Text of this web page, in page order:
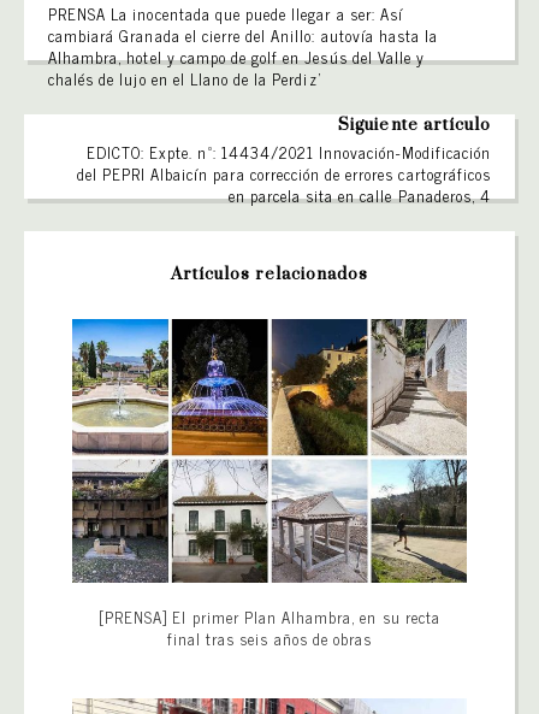
PRENSA La inocentada que puede llegar a ser: Así
cambiará Granada el cierre del Anillo: autovía hasta la
Alhambra, hotel y campo de golf en Jesús del Valle y
chalés de lujo en el Llano de la Perdiz’
Siguiente artículo
EDICTO: Expte. nº: 14434/2021 Innovación-Modificación
del PEPRI Albaicín para corrección de errores cartográficos
en parcela sita en calle Panaderos, 4
Artículos relacionados
[PRENSA] El primer Plan Alhambra, en su recta
final tras seis años de obras